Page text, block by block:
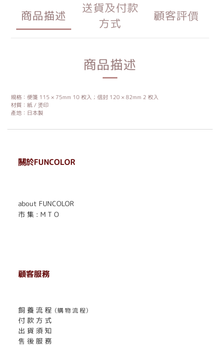
商品描述
送貨及付款
方式
顧客評價
商品描述
規格：便箋 115 × 75mm 10 枚入；信封 120 × 82mm 2 枚入
材質：紙 / 燙印
產地：日本製
關於FUNCOLOR
about FUNCOLOR
市 集 : M T O
顧客服務
飼 養 流 程 （購 物 流 程）
付 款 方 式
出 貨 須 知
售 後 服 務